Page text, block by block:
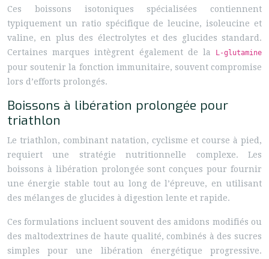
Ces boissons isotoniques spécialisées contiennent
typiquement un ratio spécifique de leucine, isoleucine et
valine, en plus des électrolytes et des glucides standard.
Certaines marques intègrent également de la
L-glutamine
pour soutenir la fonction immunitaire, souvent compromise
lors d’efforts prolongés.
Boissons à libération prolongée pour
triathlon
Le triathlon, combinant natation, cyclisme et course à pied,
requiert une stratégie nutritionnelle complexe. Les
boissons à libération prolongée sont conçues pour fournir
une énergie stable tout au long de l’épreuve, en utilisant
des mélanges de glucides à digestion lente et rapide.
Ces formulations incluent souvent des amidons modifiés ou
des maltodextrines de haute qualité, combinés à des sucres
simples pour une libération énergétique progressive.